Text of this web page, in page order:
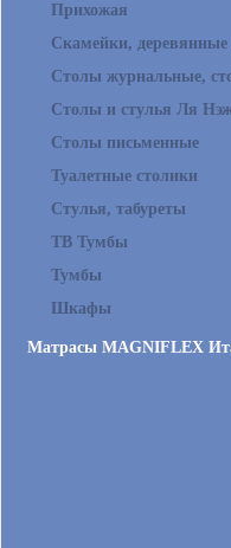
Прихожая
Скамейки,
Столы журнальные,
Столы и стулья Ля
Столы письменные
Туалетные столики
Стулья, табуреты
ТВ Тумбы
Тумбы
Шкафы
Матрасы MAGNIFLEX